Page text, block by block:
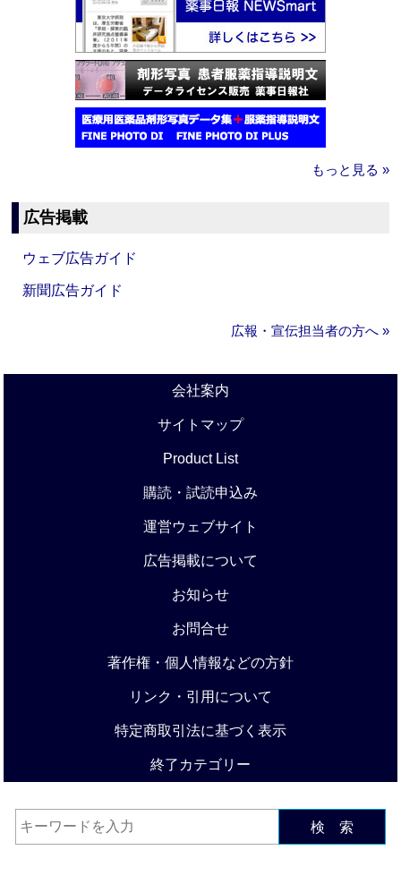
もっと見る »
広告掲載
ウェブ広告ガイド
新聞広告ガイド
広報・宣伝担当者の方へ »
会社案内
サイトマップ
Product List
購読・試読申込み
運営ウェブサイト
広告掲載について
お知らせ
お問合せ
著作権・個人情報などの方針
リンク・引用について
特定商取引法に基づく表示
終了カテゴリー
検 索